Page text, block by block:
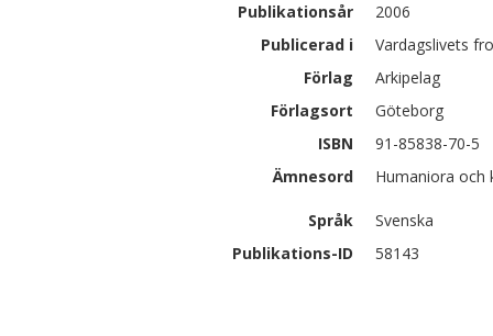
Publikationsår
2006
Publicerad i
Vardagslivets
Förlag
Arkipelag
Förlagsort
Göteborg
ISBN
91-85838-70-5
Ämnesord
Humaniora
Språk
Svenska
Publikations-ID
58143